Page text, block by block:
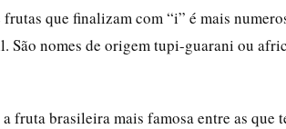
que finalizam com “i” é mais
São nomes de origem tupi-guarani ou
fruta brasileira mais famosa entre as